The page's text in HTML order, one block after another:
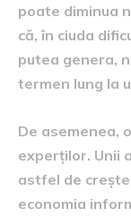
poate diminua
că, în ciuda
putea genera,
termen lung la
De asemenea,
experților. Unii
astfel de
economia